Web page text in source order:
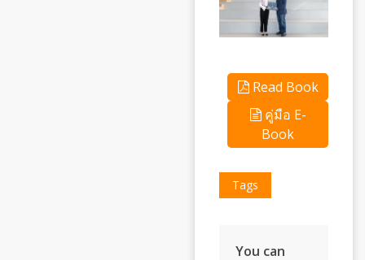
Read Book
คู่มือ E-
Book
Tags
You can